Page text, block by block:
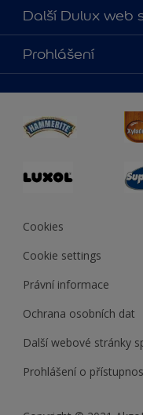
O nás
Kontaktujte nás
Najít obchod
Další Dulux web
duluxmalir.cz
duluxmaliar.sk
duluxprodejnabarev.cz
duluxpredajnafarieb.sk
Prohlášení
Cookies
Cookie settings
Právní informace
Ochrana osobních dat
Další webové stránky
Prohlášení o